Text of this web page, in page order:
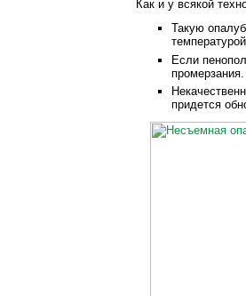
Как и у всякой
Такую
Если
промерзания.
придется